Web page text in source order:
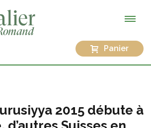
Panier
2015 débute à